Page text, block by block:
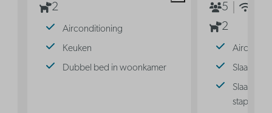
2
Airconditioning
Keuken
Dubbel bed in woonkamer
5
2
stapelbed